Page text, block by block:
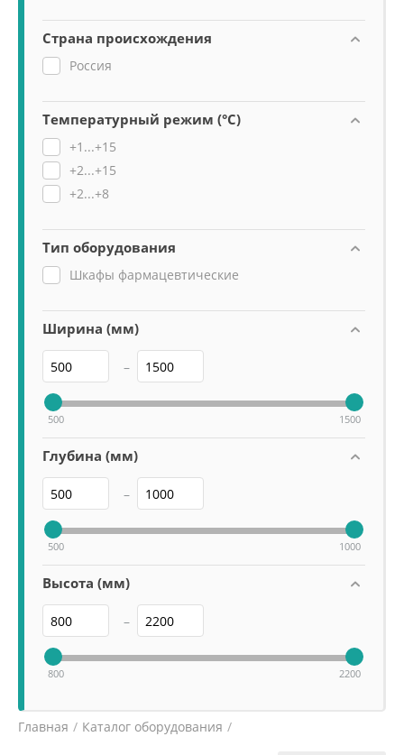
Страна происхождения
Россия
Температурный режим (°C)
+1...+15
+2...+15
+2...+8
Тип оборудования
Шкафы фармацевтические
Ширина (мм)
–
500 1500
Глубина (мм)
–
500 1000
Высота (мм)
–
800 2200
Главная / Каталог оборудования /